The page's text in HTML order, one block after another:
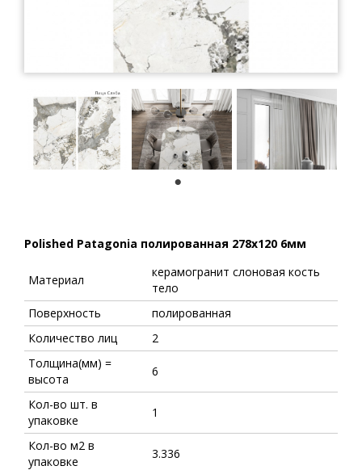
Polished Patagonia полированная 278x120 6мм
Материал
керамогранит слоновая кость
тело
Поверхность
полированная
Количество лиц
2
Толщина(мм) =
высота
6
Кол-во шт. в
упаковке
1
Кол-во м2 в
упаковке
3.336